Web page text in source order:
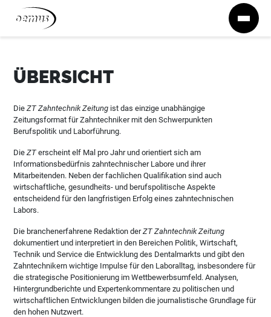
Zum Inhalt springen
ÜBERSICHT
DieZT Zahntechnik Zeitung ist das einzige unabhängige
Zeitungsformat für Zahntechniker mit den Schwerpunkten
Berufspolitik und Laborführung.
DieZT erscheint elf Mal pro Jahr und orientiert sich am
Informationsbedürfnis zahntechnischer Labore und ihrer
Mitarbeitenden. Neben der fachlichen Qualifikation sind auch
wirtschaftliche, gesundheits- und berufspolitische Aspekte
entscheidend für den langfristigen Erfolg eines zahntechnischen
Labors.
Die branchenerfahrene Redaktion derZT Zahntechnik Zeitung
dokumentiert und interpretiert in den Bereichen Politik, Wirtschaft,
Technik und Service die Entwicklung des Dentalmarkts und gibt den
Zahntechnikern wichtige Impulse für den Laboralltag, insbesondere für
die strategische Positionierung im Wettbewerbsumfeld. Analysen,
Hintergrundberichte und Expertenkommentare zu politischen und
wirtschaftlichen Entwicklungen bilden die journalistische Grundlage für
den hohen Nutzwert.